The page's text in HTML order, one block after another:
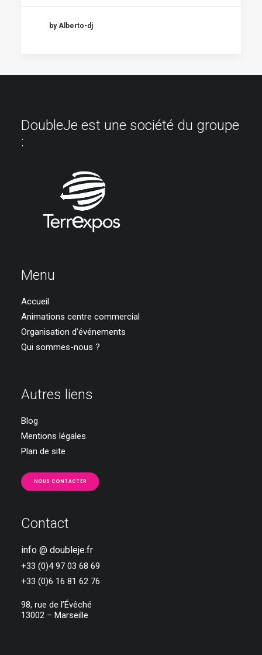
by Alberto-dj
DoubleJe est une société du groupe
:
Menu
Accueil
Animations centre commercial
Organisation d’événements
Qui sommes-nous ?
Autres liens
Blog
Mentions légales
Plan de site
NOUS CONTACTER
Contact
info @ doubleje.fr
+33 (0)4 97 03 68 69
+33 (0)6 16 81 62 76
98, rue de l’Évêché
13002 – Marseille